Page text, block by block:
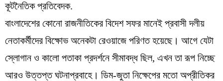
কূটনৈতিক প্রতিবেদক.
বাংলাদেশের কোনো রাজনীতিকের বিদেশ সফর মানেই প্রবাসী দলীয়
নেতাকর্মীদের বিক্ষোভ অনেকটা রেওয়াজে পরিণত হয়েছে। আগে যেটা
স্লোগান ও কালো পতাকা প্রদর্শনে সীমাবদ্ধ ছিল, এখন তা রূপ নিচ্ছে
আরও উত্তপ্ত ঘটনাপ্রবাহে। ডিম-জুতা নিক্ষেপের মতো অপ্রীতিকর